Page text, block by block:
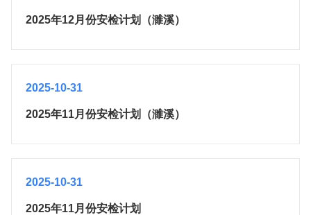
2025年12月份安检计划（濉溪）
2025-10-31
2025年11月份安检计划（濉溪）
2025-10-31
2025年11月份安检计划